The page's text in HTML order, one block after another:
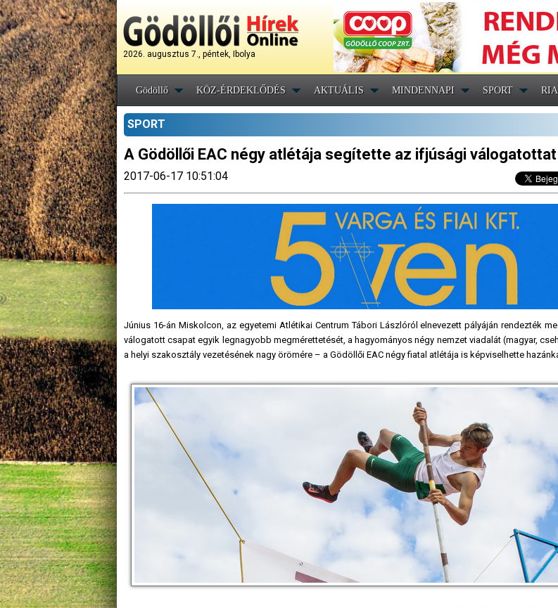
2026. augusztus 7., péntek, Ibolya
Gödöllő KÖZ-ÉRDEKLŐDÉS AKTUÁLIS MINDENNAPI SPORT
SPORT
A Gödöllői EAC négy atlétája segítette az ifjúsági válogatottat
2017-06-17 10:51:04
Június 16-án Miskolcon, az egyetemi Atlétikai Centrum Tábori Lászlóról elnevezett pályáján rendezték
válogatott csapat egyik legnagyobb megmérettetését, a hagyományos négy nemzet viadalát (magyar,
a helyi szakosztály vezetésének nagy örömére – a Gödöllői EAC négy fiatal atlétája is képviselhette